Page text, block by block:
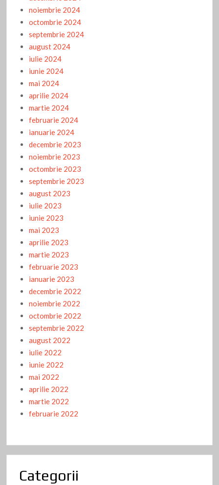
noiembrie 2024
octombrie 2024
septembrie 2024
august 2024
iulie 2024
iunie 2024
mai 2024
aprilie 2024
martie 2024
februarie 2024
ianuarie 2024
decembrie 2023
noiembrie 2023
octombrie 2023
septembrie 2023
august 2023
iulie 2023
iunie 2023
mai 2023
aprilie 2023
martie 2023
februarie 2023
ianuarie 2023
decembrie 2022
noiembrie 2022
octombrie 2022
septembrie 2022
august 2022
iulie 2022
iunie 2022
mai 2022
aprilie 2022
martie 2022
februarie 2022
Categorii